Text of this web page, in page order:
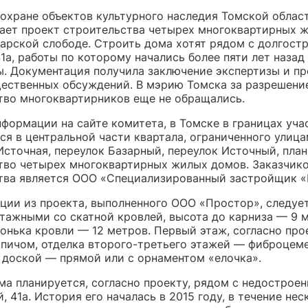
объектов культурного наследия Томской
проект строительства четырех многоквартирных
слободе. Строить дома хотят рядом с
работы по которому начались более пяти лет назад
Документация получила заключение экспертизы и
обсуждений. В мэрию Томска за
многоквартирников еще не обращались.
на сайте комитета, в Томске в границах
в центральной части квартала, ограниченного
переулок Базарный, переулок Источный,
четырех многоквартирных жилых домов.
является ООО «Специализированный застройщик
из проекта, выполненного ООО «Простор»,
со скатной кровлей, высота до карниза — 9
кровли — 12 метров. Первый этаж, согласно
отделка второго-третьего этажей —
доской — прямой или с орнаментом «елочка».
планируется, согласно проекту, рядом с
41а. История его началась в 2015 году, в течение